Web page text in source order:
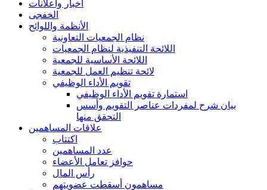
أخبار واعلانات
الخفجى
الأنظمة واللوائح
نظام الجمعيات التعاونية
اللائحة التنفيذية لنظام الجمعيات
اللائحة الأساسية للجمعية
لائحة تنظيم العمل للجمعية
تقويم الأداء الوظيفي
استمارة تقويم الأداء الوظيفي
بيان شرح لمفردات عناصر التقويم وأسس
التحقق منها
علاقات المساهمين
اكتتاب
عدد المساهمين
حوافز تعامل الأعضاء
رأس المال
مساهمون أسقطت عضويتهم